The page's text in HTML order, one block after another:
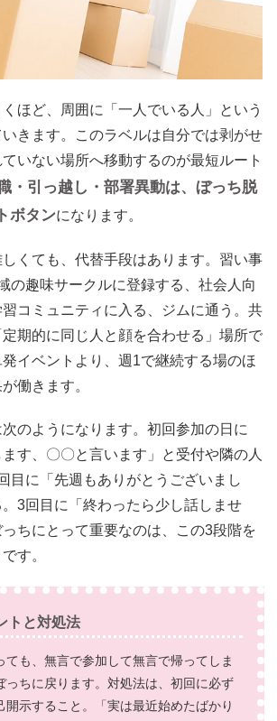
ほど、周囲に「一人でいる人」という
きます。このラベルは自分では剥がせ
いない場所へ移動するのが最短ルート
・引っ越し・部署異動は、ぼっち脱
ボタンになります。
くても、代替手段はあります。習い事
の趣味サークルに登録する、社会人向
コミュニティに入る、ジムに通う。共
期的に同じ人と顔を合わせる」場所で
イベントより、週1で継続する場のほ
働きます。
のようになります。初回参加の日に
ます、〇〇と言います」と受付や隣の人
目に「先週もありがとうございまし
3回目に「終わったら少し話しませ
ちにとって重要なのは、この3段階を
す。
トと対処法
ても、無言で参加して無言で帰ってしま
っちに戻ります。対処法は、初回に必ず
開示すること。「実は最近始めたばかり